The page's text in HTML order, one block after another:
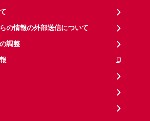
の情報の外部送信について
調整